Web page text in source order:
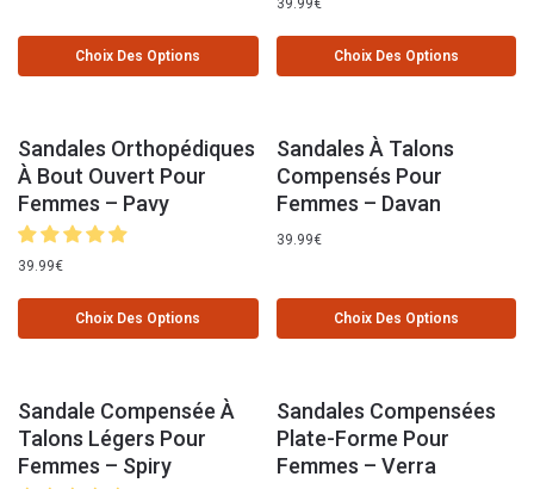
Choix Des Options Choix Des Options
Sandales Orthopédiques
À Bout Ouvert Pour
Femmes – Pavy
39.99€
Choix Des Options
Sandales À Talons
Compensés Pour
Femmes – Davan
39.99€
Choix Des Options
Sandale Compensée À
Talons Légers Pour
Femmes – Spiry
Sandales Compensées
Plate-Forme Pour
Femmes – Verra